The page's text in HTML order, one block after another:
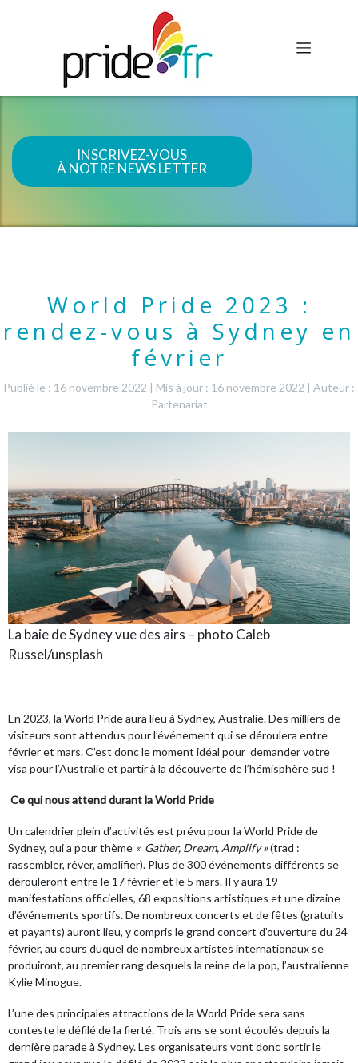
INSCRIVEZ-VOUS
À NOTRE NEWS LETTER
World Pride 2023 :
rendez-vous à Sydney en
février
Publié le : 16 novembre 2022 | Mis à jour : 16 novembre 2022 | Auteur :
Partenariat
La baie de Sydney vue des airs – photo Caleb
Russel/unsplash
En 2023, la World Pride aura lieu à Sydney, Australie. Des milliers de
visiteurs sont attendus pour l’événement qui se déroulera entre
février et mars. C’est donc le moment idéal pour demander votre
visa pour l’Australieet partir à la découverte de l’hémisphère sud !
Ce qui nous attend durant la World Pride
Un calendrier plein d’activités est prévu pour la World Pride de
Sydney, qui a pour thème « Gather, Dream, Amplify »(trad :
rassembler, rêver, amplifier). Plus de 300 événements différents se
dérouleront entre le 17 février et le 5 mars. Il y aura 19
manifestations officielles, 68 expositions artistiques et une dizaine
d’événements sportifs. De nombreux concerts et de fêtes (gratuits
et payants) auront lieu, y compris le grand concert d’ouverture du 24
février, au cours duquel de nombreux artistes internationaux se
produiront, au premier rang desquels la reine de la pop, l’australienne
Kylie Minogue.
L’une des principales attractions de la World Pride sera sans
conteste le défilé de la fierté. Trois ans se sont écoulés depuis la
dernière parade à Sydney. Les organisateurs vont donc sortir le